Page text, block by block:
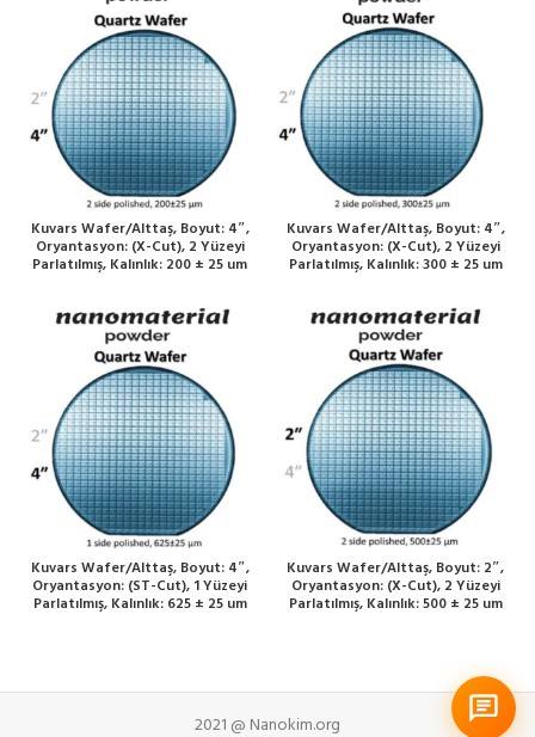
Kuvars Wafer/Alttaş, Boyut: 4″,
Oryantasyon: (X-Cut), 2 Yüzeyi
Parlatılmış, Kalınlık: 200 ± 25 um
Kuvars Wafer/Alttaş, Boyut: 4″,
Oryantasyon: (X-Cut), 2 Yüzeyi
Parlatılmış, Kalınlık: 300 ± 25 um
Kuvars Wafer/Alttaş, Boyut: 4″,
Oryantasyon: (ST-Cut), 1 Yüzeyi
Parlatılmış, Kalınlık: 625 ± 25 um
Kuvars Wafer/Alttaş, Boyut: 2″,
Oryantasyon: (X-Cut), 2 Yüzeyi
Parlatılmış, Kalınlık: 500 ± 25 um
2021 @ Nanokim.org